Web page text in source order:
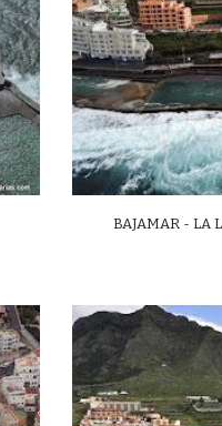
BAJAMAR - LA